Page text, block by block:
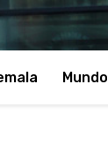
Mundo